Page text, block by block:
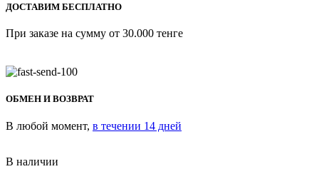
ДОСТАВИМ БЕСПЛАТНО
При заказе на сумму от 30.000 тенге
ОБМЕН И ВОЗВРАТ
В любой момент, в течении 14 дней
В наличии